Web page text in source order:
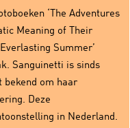
‘The Adventures
Meaning of Their
Summer’
Sanguinetti is sinds
bekend om haar
Deze
in Nederland.